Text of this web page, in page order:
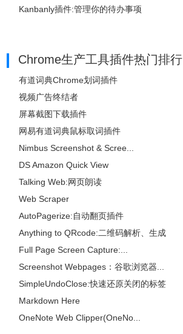
Taskade for Chrome联系方式
内容由https://www.taskade.com/提供
Kanbanly插件:管理你的待办事项
Chrome生产工具插件热门排行
有道词典Chrome划词插件
视频广告终结者
屏幕截图下载插件
网易有道词典鼠标取词插件
Nimbus Screenshot & Scree...
DS Amazon Quick View
Talking Web:网页朗读
Web Scraper
AutoPagerize:自动翻页插件
Anything to QRcode:二维码解析、生成
Full Page Screen Capture:...
Screenshot Webpages：谷歌浏览器...
SimpleUndoClose:快速还原关闭的标签
Markdown Here
OneNote Web Clipper(OneNo...